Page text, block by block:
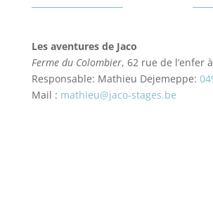
Les aventures de Jaco
Ferme du Colombier, 62 rue de l’enfer
Responsable: Mathieu Dejemeppe:
Mail : mathieu@jaco-stages.be